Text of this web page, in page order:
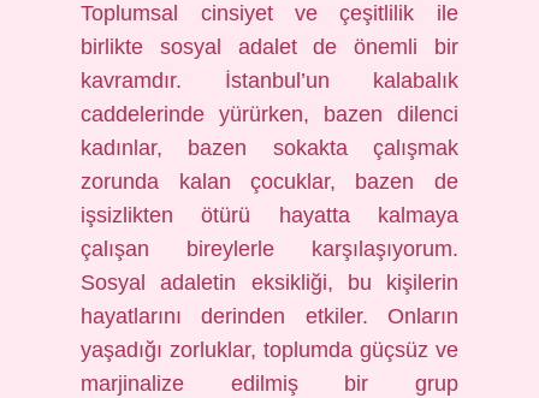
Toplumsal cinsiyet ve çeşitlilik ile
birlikte sosyal adalet de önemli bir
kavramdır. İstanbul’un kalabalık
caddelerinde yürürken, bazen dilenci
kadınlar, bazen sokakta çalışmak
zorunda kalan çocuklar, bazen de
işsizlikten ötürü hayatta kalmaya
çalışan bireylerle karşılaşıyorum.
Sosyal adaletin eksikliği, bu kişilerin
hayatlarını derinden etkiler. Onların
yaşadığı zorluklar, toplumda güçsüz ve
marjinalize edilmiş bir grup